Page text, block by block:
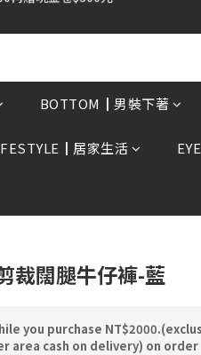
贈現金卷$300元
BOTTOM┃男裝下著
居家生活
裁闊腿牛仔褲-藍
you purchase
area cash on delivery) on order